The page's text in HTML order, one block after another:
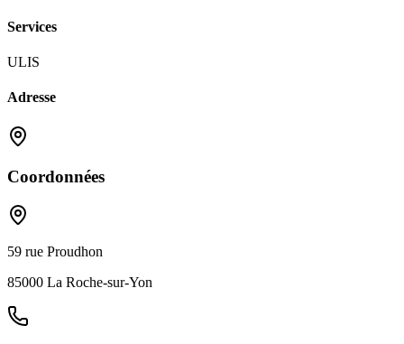
Services
ULIS
Adresse
Coordonnées
59 rue Proudhon
85000 La Roche-sur-Yon